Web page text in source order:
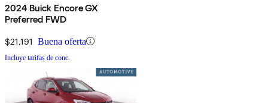
2024 Buick Encore GX
Preferred FWD
$21,191 Buena oferta
Incluye tarifas de conc.